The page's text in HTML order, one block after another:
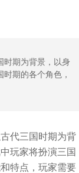
时期为背景，以身
期的各个角色，
代三国时期为背
玩家将扮演三国
特点，玩家需要